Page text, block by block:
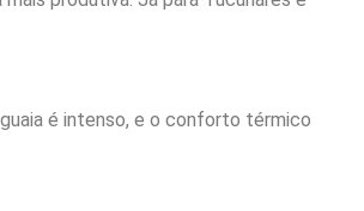
é intenso, e o conforto térmico